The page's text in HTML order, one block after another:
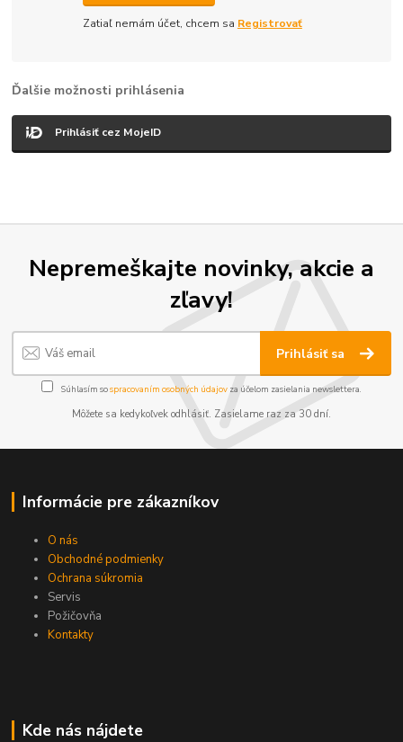
Zatiaľ nemám účet, chcem sa Registrovať
Ďalšie možnosti prihlásenia
Prihlásiť cez MojeID
Nepremeškajte novinky, akcie a
zľavy!
Prihlásiť sa
Súhlasím sospracovaním osobných údajov za účelom zasielania newslettera.
Môžete sa kedykoľvek odhlásiť. Zasielame raz za 30 dní.
Informácie pre zákazníkov
O nás
Obchodné podmienky
Ochrana súkromia
Servis
Požičovňa
Kontakty
Kde nás nájdete